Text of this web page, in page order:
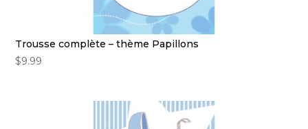
Trousse complète – thème Papillons
$9.99